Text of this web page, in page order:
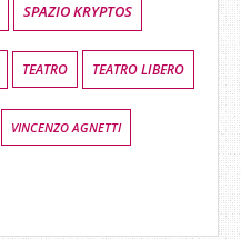
SPAZIO KRYPTOS
TEATRO TEATRO LIBERO
VINCENZO AGNETTI